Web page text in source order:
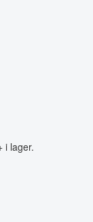
i lager.